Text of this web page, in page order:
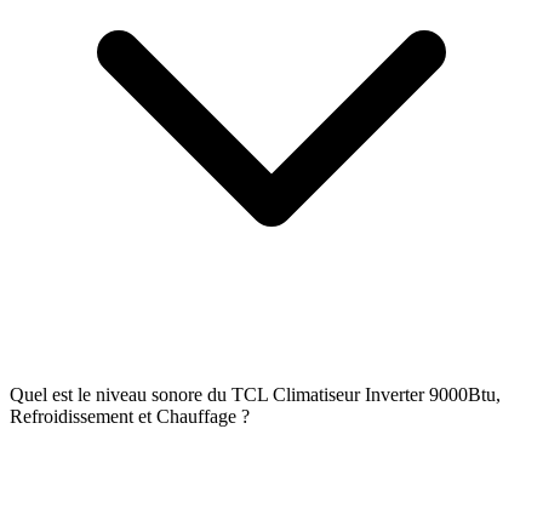
Quel est le niveau sonore du TCL Climatiseur Inverter 9000Btu,
Refroidissement et Chauffage ?